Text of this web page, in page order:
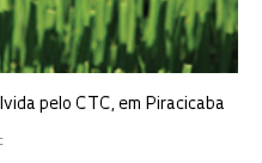
pelo CTC, em Piracicaba